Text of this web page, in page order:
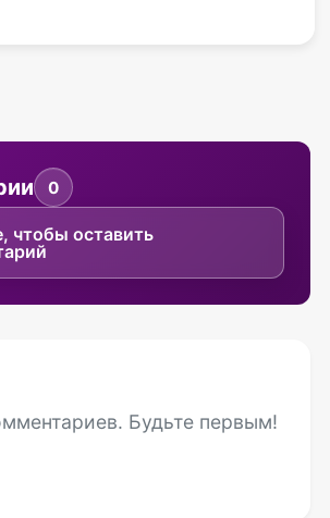
0
чтобы оставить
Будьте первым!